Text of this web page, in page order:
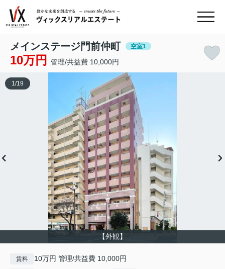
メインステージ門前仲町 空室1
10万円 管理/共益費 10,000円
【外観】
1/19
賃料 10万円 管理/共益費 10,000円